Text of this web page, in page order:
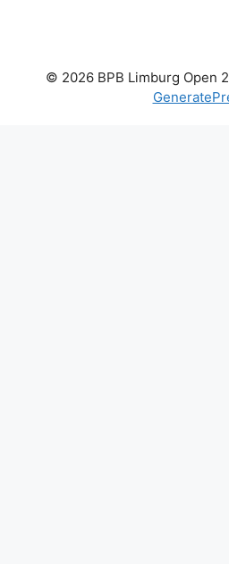
© 2026 BPB Limburg Open